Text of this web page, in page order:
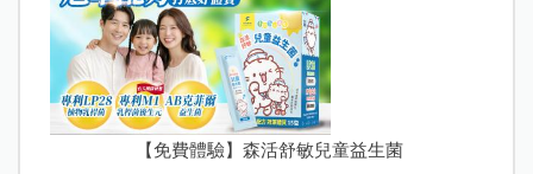
【免費體驗】森活舒敏兒童益生菌